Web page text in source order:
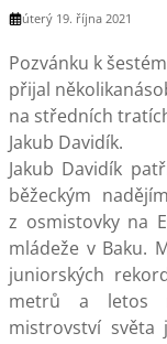
úterý 19. října 2021
Pozvánku k
přijal
na středních
Jakub Davidík.
Jakub Davidík
běžeckým
z osmistovky na
mládeže v Baku.
juniorských
metrů a letos
mistrovství světa